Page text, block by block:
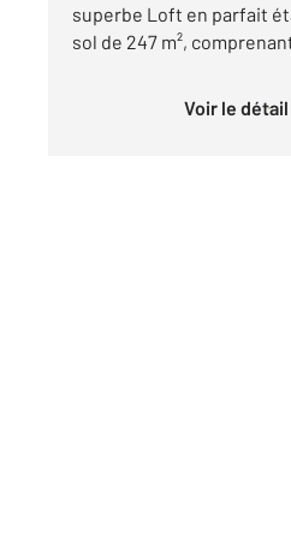
superbe Loft en parfait
sol de 247 m²,
Voir le